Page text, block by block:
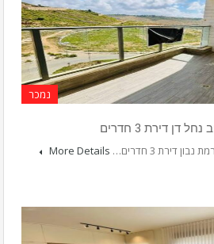
נמכר
דירת 3 חדרים
דירת 3 חדרים…
More Details